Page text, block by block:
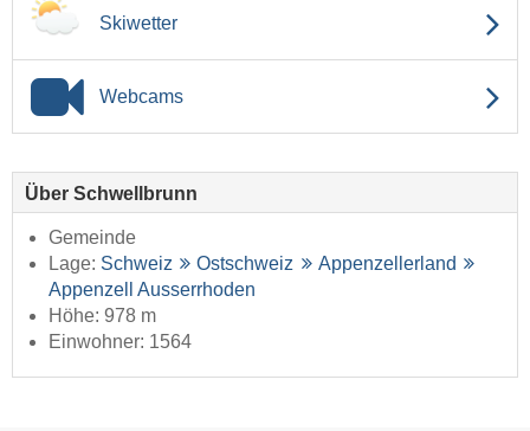
Skiwetter
Webcams
Über Schwellbrunn
Gemeinde
Lage: Schweiz Ostschweiz
Appenzellerland
Appenzell Ausserrhoden
Höhe: 978 m
Einwohner: 1564